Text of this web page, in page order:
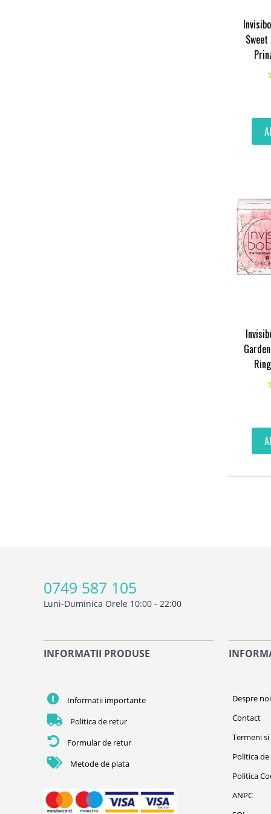
0749 587 105
Luni-Duminica Orele 10:00 - 22:00
INFORMATII PRODUSE
Informatii importante
Politica de retur
Formular de retur
Metode de plata
Despre noi
Contact
Termeni
Politica
Politica
ANPC